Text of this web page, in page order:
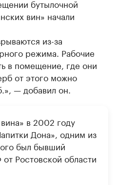
бутылочной
вин» начали
из-за
режима. Рабочие
в помещение, где они
от этого можно
— добавил он.
в 2002 году
Дона», одним из
был бывший
Ростовской области